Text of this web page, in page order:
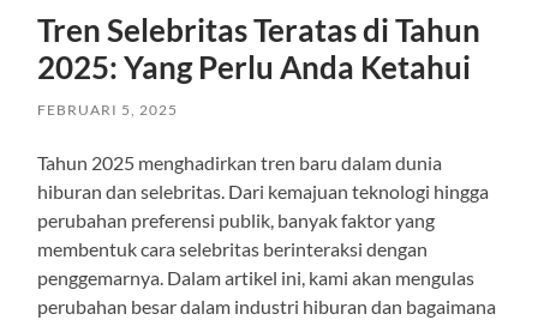
Tren Selebritas Teratas di Tahun
2025: Yang Perlu Anda Ketahui
FEBRUARI 5, 2025
Tahun 2025 menghadirkan tren baru dalam dunia
hiburan dan selebritas. Dari kemajuan teknologi hingga
perubahan preferensi publik, banyak faktor yang
membentuk cara selebritas berinteraksi dengan
penggemarnya. Dalam artikel ini, kami akan mengulas
perubahan besar dalam industri hiburan dan bagaimana